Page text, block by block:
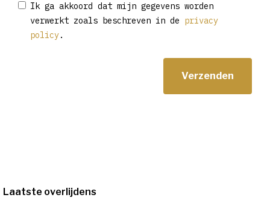
Ik ga akkoord dat mijn gegevens worden
verwerkt zoals beschreven in de privacy
policy.
Laatste overlijdens